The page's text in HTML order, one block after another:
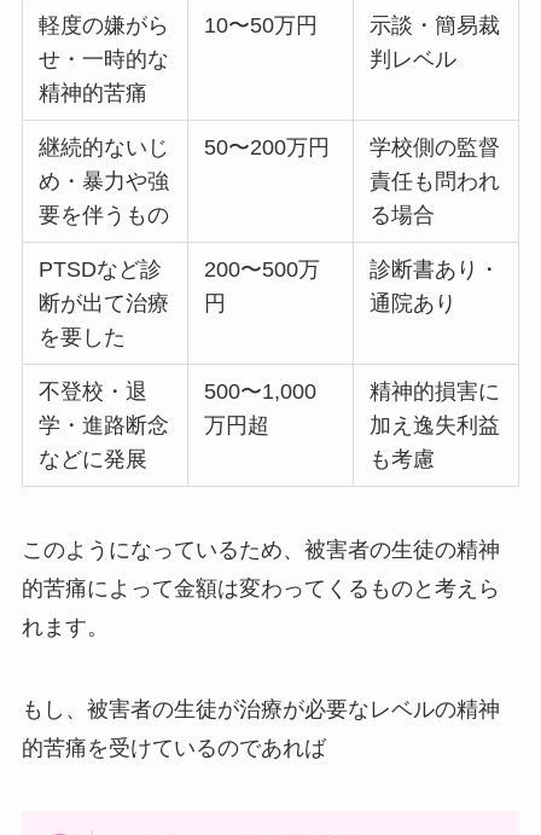
軽度の嫌がら
せ・一時的な
精神的苦痛
10〜50万円
示談・簡易裁
判レベル
継続的ないじ
め・暴力や強
要を伴うもの
50〜200万円
学校側の監督
責任も問われ
る場合
PTSDなど診
断が出て治療
を要した
200〜500万
円
診断書あり・
通院あり
不登校・退
学・進路断念
などに発展
500〜1,000
万円超
精神的損害に
加え逸失利益
も考慮
このようになっているため、被害者の生徒の精神
的苦痛によって金額は変わってくるものと考えら
れます。
もし、被害者の生徒が治療が必要なレベルの精神
的苦痛を受けているのであれば